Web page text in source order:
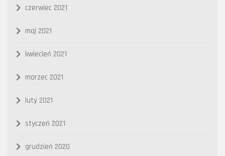
czerwiec 2021
maj 2021
kwiecień 2021
marzec 2021
luty 2021
styczeń 2021
grudzień 2020